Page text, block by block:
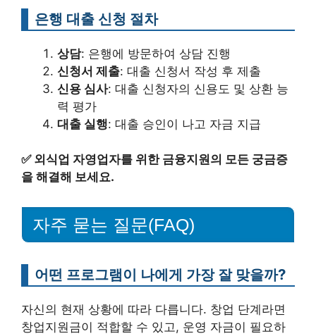
은행 대출 신청 절차
상담: 은행에 방문하여 상담 진행
신청서 제출: 대출 신청서 작성 후 제출
신용 심사: 대출 신청자의 신용도 및 상환 능
력 평가
대출 실행: 대출 승인이 나고 자금 지급
✅ 외식업 자영업자를 위한 금융지원의 모든 궁금증
을 해결해 보세요.
자주 묻는 질문(FAQ)
어떤 프로그램이 나에게 가장 잘 맞을까?
자신의 현재 상황에 따라 다릅니다. 창업 단계라면
창업지원금이 적합할 수 있고, 운영 자금이 필요하